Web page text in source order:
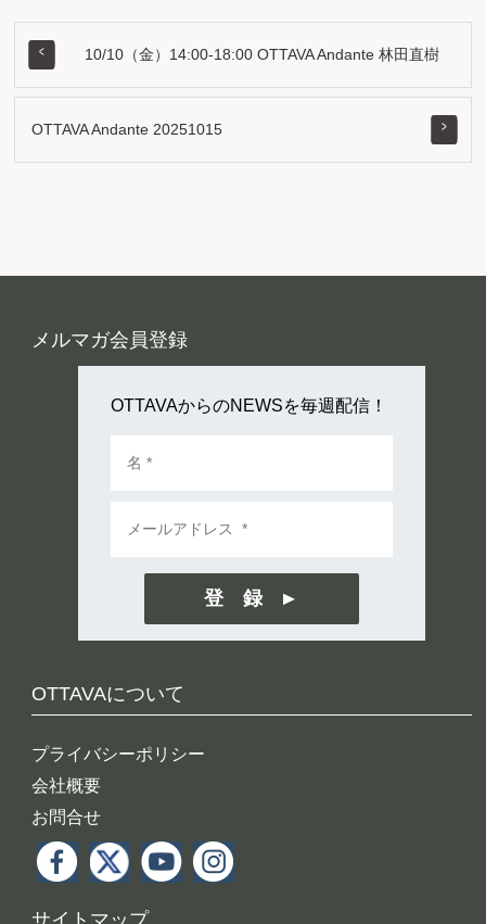
10/10（金）14:00-18:00 OTTAVA Andante 林田直樹
OTTAVA Andante 20251015
OTTAVAについて
プライバシーポリシー
会社概要
お問合せ
サイトマップ
メルマガ会員登録
OTTAVAからのNEWSを毎週配信！
登 録